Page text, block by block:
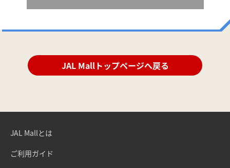
JAL Mallトップページへ戻る
JAL Mallとは
ご利用ガイド